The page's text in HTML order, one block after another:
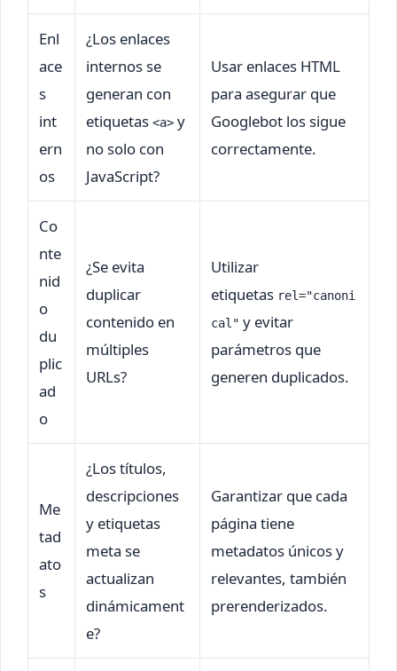
Enl
ace
s
int
ern
os
¿Los enlaces
internos se
generan con
etiquetas <a> y
no solo con
JavaScript?
Usar enlaces HTML
para asegurar que
Googlebot los sigue
correctamente.
Co
nte
nid
o
du
plic
ad
o
¿Se evita
duplicar
contenido en
múltiples
URLs?
Utilizar
etiquetas rel="canoni
cal" y evitar
parámetros que
generen duplicados.
Me
tad
ato
s
¿Los títulos,
descripciones
y etiquetas
meta se
actualizan
dinámicament
e?
Garantizar que cada
página tiene
metadatos únicos y
relevantes, también
prerenderizados.